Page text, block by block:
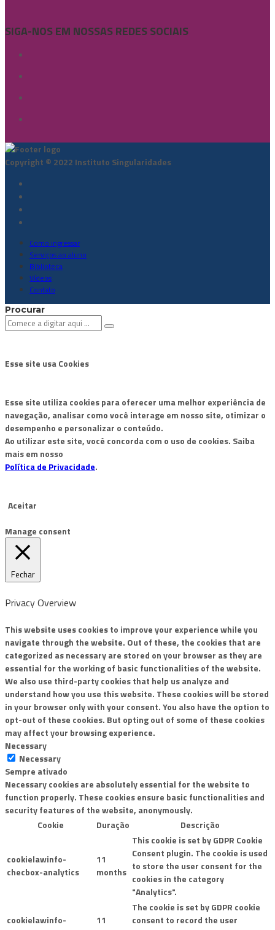
SIGA-NOS EM NOSSAS REDES SOCIAIS
Copyright © 2022 Instituto Singularidades
Como ingressar
Serviços ao aluno
Biblioteca
Vídeos
Contato
Procurar
Esse site usa Cookies
Esse site utiliza cookies para oferecer uma melhor experiência de
navegação, analisar como você interage em nosso site, otimizar o
desempenho e personalizar o conteúdo.
Ao utilizar este site, você concorda com o uso de cookies. Saiba
mais em nosso
Política de Privacidade.
Aceitar
Manage consent
Fechar
Privacy Overview
This website uses cookies to improve your experience while you
navigate through the website. Out of these, the cookies that are
categorized as necessary are stored on your browser as they are
essential for the working of basic functionalities of the website.
We also use third-party cookies that help us analyze and
understand how you use this website. These cookies will be stored
in your browser only with your consent. You also have the option to
opt-out of these cookies. But opting out of some of these cookies
may affect your browsing experience.
Necessary
Necessary
Sempre ativado
Necessary cookies are absolutely essential for the website to
function properly. These cookies ensure basic functionalities and
security features of the website, anonymously.
Cookie
Duração Descrição
cookielawinfo-
checbox-analytics
11
months
This cookie is set by GDPR Cookie
Consent plugin. The cookie is used
to store the user consent for the
cookies in the category
"Analytics".
cookielawinfo-
11
The cookie is set by GDPR cookie
consent to record the user